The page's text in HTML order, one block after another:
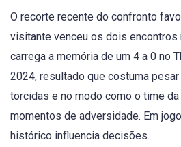
O recorte recente do confronto
visitante venceu os dois encontros
carrega a memória de um 4 a 0 no
2024, resultado que costuma
torcidas e no modo como o time
momentos de adversidade. Em
histórico influencia decisões.